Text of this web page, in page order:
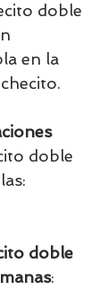
doble
en la
doble
doble
: